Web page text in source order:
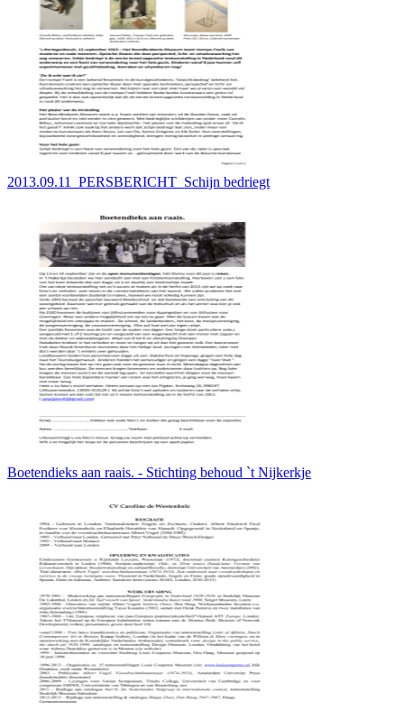
2013.09.11_PERSBERICHT_Schijn bedriegt
Boetendieks aan raais. - Stichting behoud `t Nijkerkje